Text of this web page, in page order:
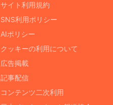
サイト利用規約
SNS利用ポリシー
AIポリシー
クッキーの利用について
広告掲載
記事配信
コンテンツ二次利用